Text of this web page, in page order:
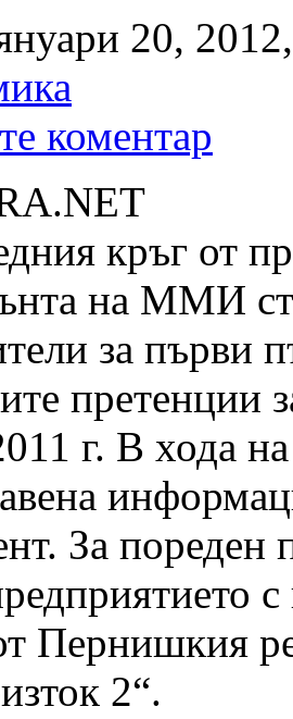
20,
коментар
кръг от
на ММИ
за първи
претенции
г. В хода
За пореден
Пернишкия
2“.